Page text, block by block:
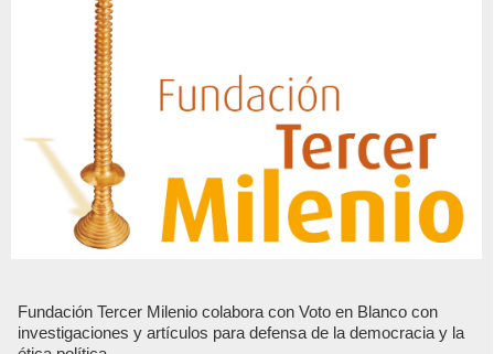
Fundación Tercer Milenio colabora con Voto en Blanco con
investigaciones y artículos para defensa de la democracia y la